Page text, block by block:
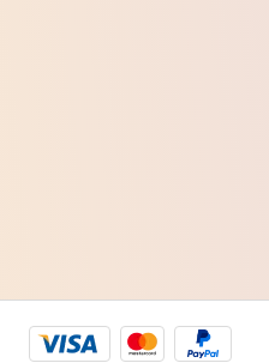
Visa
Mastercard
Paypal